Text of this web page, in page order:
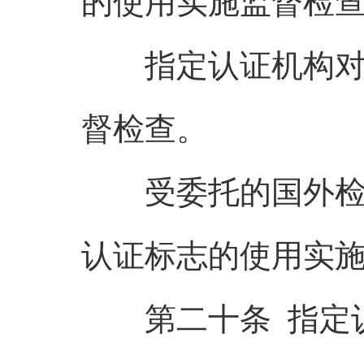
指定认证机构对
督检查。
受委托的国外检
认证标志的使用实
第二十条 指定认